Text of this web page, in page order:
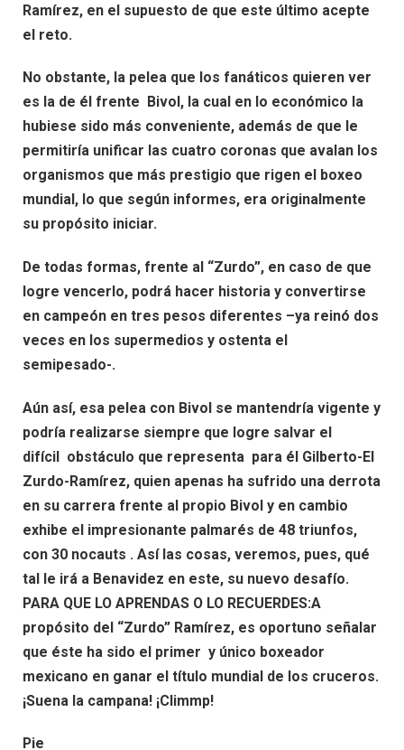
Ramírez, en el supuesto de que este último acepte
el reto.
No obstante, la pelea que los fanáticos quieren ver
es la de él frente Bivol, la cual en lo económico la
hubiese sido más conveniente, además de que le
permitiría unificar las cuatro coronas que avalan los
organismos que más prestigio que rigen el boxeo
mundial, lo que según informes, era originalmente
su propósito iniciar.
De todas formas, frente al “Zurdo”, en caso de que
logre vencerlo, podrá hacer historia y convertirse
en campeón en tres pesos diferentes –ya reinó dos
veces en los supermedios y ostenta el
semipesado-.
Aún así, esa pelea con Bivol se mantendría vigente y
podría realizarse siempre que logre salvar el
difícil obstáculo que representa para él Gilberto-El
Zurdo-Ramírez, quien apenas ha sufrido una derrota
en su carrera frente al propio Bivol y en cambio
exhibe el impresionante palmarés de 48 triunfos,
con 30 nocauts . Así las cosas, veremos, pues, qué
tal le irá a Benavidez en este, su nuevo desafío.
PARA QUE LO APRENDAS O LO RECUERDES:A
propósito del “Zurdo” Ramírez, es oportuno señalar
que éste ha sido el primer y único boxeador
mexicano en ganar el título mundial de los cruceros.
¡Suena la campana! ¡Climmp!
Pie